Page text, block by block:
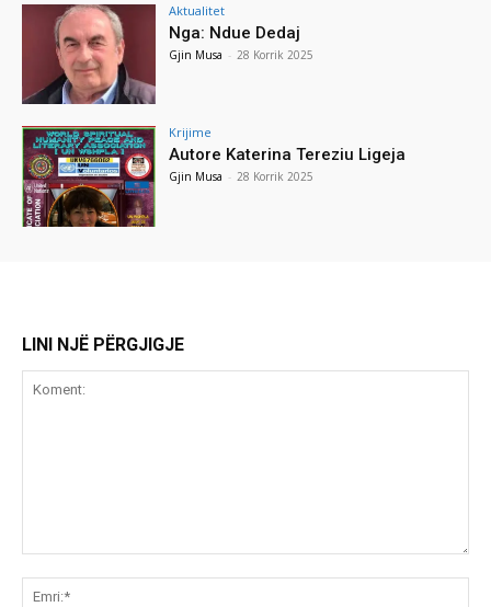
Aktualitet
Nga: Ndue Dedaj
Gjin Musa - 28 Korrik 2025
Krijime
Autore Katerina Tereziu Ligeja
Gjin Musa - 28 Korrik 2025
LINI NJË PËRGJIGJE